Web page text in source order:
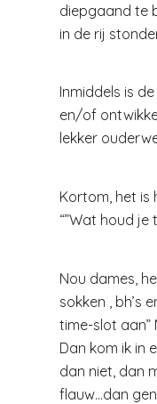
diepgaand te
in de rij
Inmiddels is
en/of
lekker
Kortom, het
“”Wat houd je
Nou dames,
sokken , bh’s
time-slot aan”
Dan kom ik in
dan niet, dan
flauw…dan